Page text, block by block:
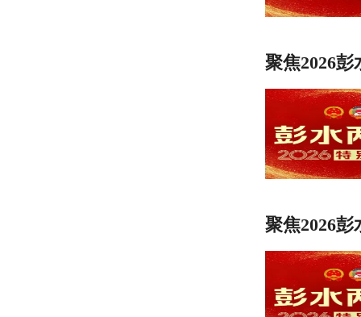
聚焦2026
聚焦2026